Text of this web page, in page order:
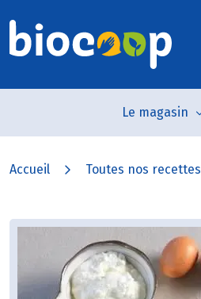
Le magasin
Accueil Toutes nos recettes